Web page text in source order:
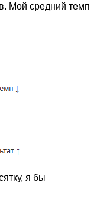
Мой средний темп
я бы